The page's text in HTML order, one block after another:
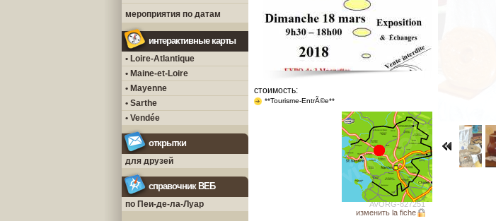
мероприятия по датам
интерактивные карты
• Loire-Atlantique
• Maine-et-Loire
• Mayenne
• Sarthe
• Vendée
открытки
для друзей
справочник ВЕБ
по Пеи-де-ла-Луар
стоимость:
**Tourisme-EntrÃ©e**
AVORG-827251
изменить la fiche